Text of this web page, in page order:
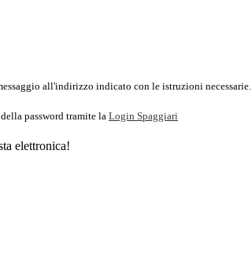
all'indirizzo indicato con le istruzioni necessarie.
password tramite la Login Spaggiari
elettronica!